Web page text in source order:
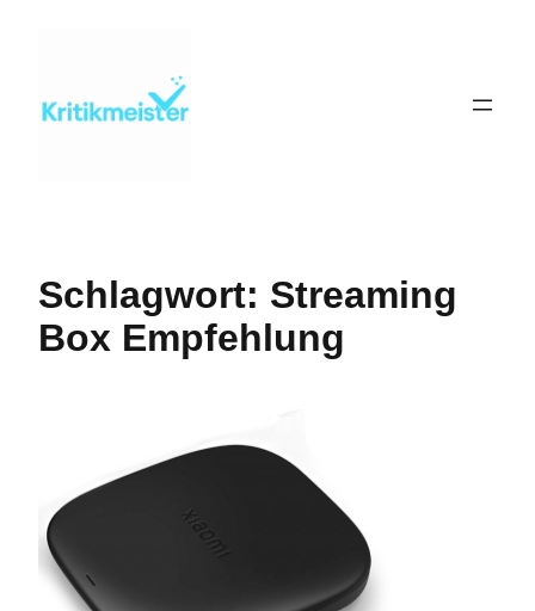
Schlagwort: Streaming
Box Empfehlung